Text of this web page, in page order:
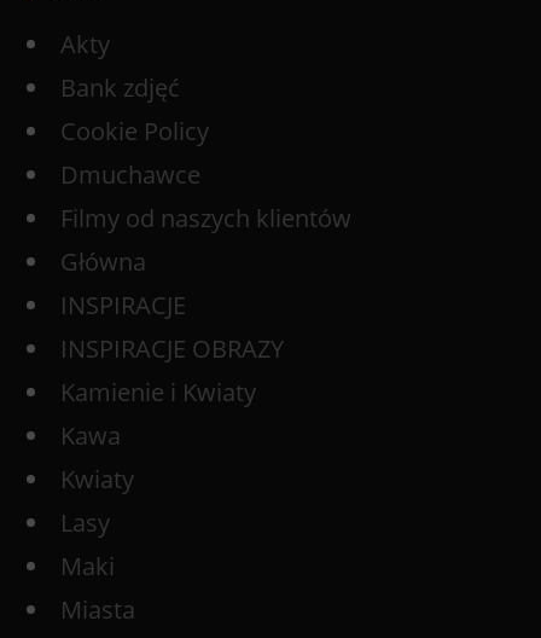
Akty
Bank zdjęć
Cookie Policy
Dmuchawce
Filmy od naszych klientów
Główna
INSPIRACJE
INSPIRACJE OBRAZY
Kamienie i Kwiaty
Kawa
Kwiaty
Lasy
Maki
Miasta